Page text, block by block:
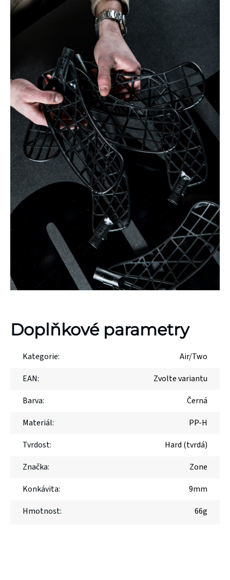
Doplňkové parametry
Kategorie:
Air/Two
EAN:
Zvolte variantu
Barva:
Černá
Materiál:
PP-H
Tvrdost:
Hard (tvrdá)
Značka:
Zone
Konkávita:
9mm
Hmotnost: 66g